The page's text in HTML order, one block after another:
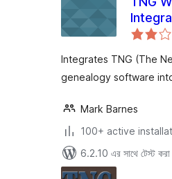
Integrates TNG (The
genealogy software
Mark Barnes
100+ active
6.2.10 এর সাথে টেস্ট করা